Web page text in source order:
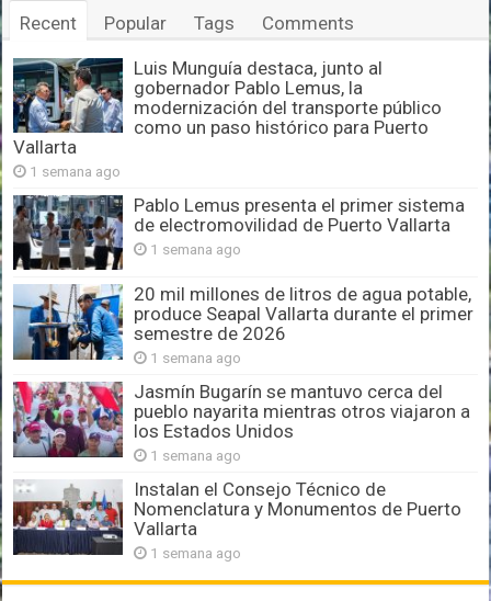
Recent Popular Tags Comments
Luis Munguía destaca, junto al
gobernador Pablo Lemus, la
modernización del transporte público
como un paso histórico para Puerto
Vallarta
1 semana ago
Pablo Lemus presenta el primer sistema
de electromovilidad de Puerto Vallarta
1 semana ago
20 mil millones de litros de agua potable,
produce Seapal Vallarta durante el primer
semestre de 2026
1 semana ago
Jasmín Bugarín se mantuvo cerca del
pueblo nayarita mientras otros viajaron a
los Estados Unidos
1 semana ago
Instalan el Consejo Técnico de
Nomenclatura y Monumentos de Puerto
Vallarta
1 semana ago